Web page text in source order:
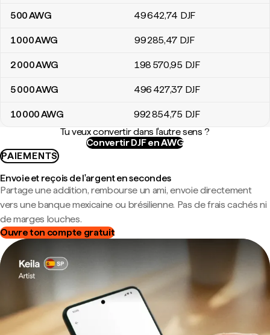
500AWG 49 642,74 DJF
1 000AWG 99 285,47 DJF
2 000AWG 198 570,95 DJF
5 000AWG 496 427,37 DJF
10 000AWG 992 854,75 DJF
Tu veux convertir dans l'autre sens ?
Convertir DJF en AWG
PAIEMENTS
Envoie et reçois de l'argent en secondes
Partage une addition, rembourse un ami, envoie directement
vers une banque mexicaine ou brésilienne. Pas de frais cachés ni
de marges louches.
Ouvre ton compte gratuit